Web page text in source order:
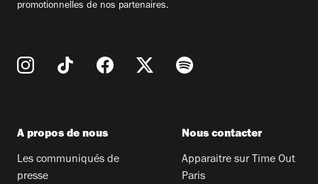
promotionnelles de nos partenaires.
A propos de nous
Les communiqués de
presse
Nous contacter
Apparaitre sur Time Out
Paris